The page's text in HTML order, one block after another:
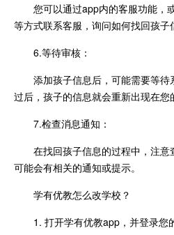
您可以通过app内的客服功能，
等方式联系客服，询问如何找回孩子
6.等待审核：
添加孩子信息后，可能需要等
过后，孩子的信息就会重新出现在您
7.检查消息通知：
在找回孩子信息的过程中，注意
可能会有相关的通知或提示。
学有优教怎么改学校？
1. 打开学有优教app，并登录您